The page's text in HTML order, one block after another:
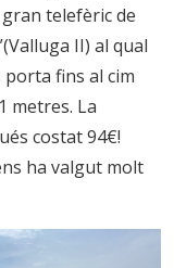
telefèric de
II) al qual
fins al cim
metres. La
costat 94€!
ha valgut molt